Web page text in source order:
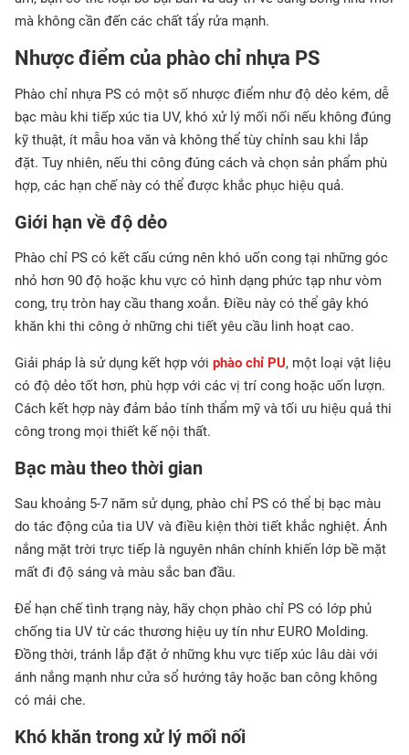
mà không cần đến các chất tẩy rửa mạnh.
Nhược điểm của phào chỉ nhựa PS
Phào chỉ nhựa PS có một số nhược điểm như độ dẻo kém, dễ
bạc màu khi tiếp xúc tia UV, khó xử lý mối nối nếu không đúng
kỹ thuật, ít mẫu hoa văn và không thể tùy chỉnh sau khi lắp
đặt. Tuy nhiên, nếu thi công đúng cách và chọn sản phẩm phù
hợp, các hạn chế này có thể được khắc phục hiệu quả.
Giới hạn về độ dẻo
Phào chỉ PS có kết cấu cứng nên khó uốn cong tại những góc
nhỏ hơn 90 độ hoặc khu vực có hình dạng phức tạp như vòm
cong, trụ tròn hay cầu thang xoắn. Điều này có thể gây khó
khăn khi thi công ở những chi tiết yêu cầu linh hoạt cao.
Giải pháp là sử dụng kết hợp với phào chỉ PU, một loại vật liệu
có độ dẻo tốt hơn, phù hợp với các vị trí cong hoặc uốn lượn.
Cách kết hợp này đảm bảo tính thẩm mỹ và tối ưu hiệu quả thi
công trong mọi thiết kế nội thất.
Bạc màu theo thời gian
Sau khoảng 5-7 năm sử dụng, phào chỉ PS có thể bị bạc màu
do tác động của tia UV và điều kiện thời tiết khắc nghiệt. Ánh
nắng mặt trời trực tiếp là nguyên nhân chính khiến lớp bề mặt
mất đi độ sáng và màu sắc ban đầu.
Để hạn chế tình trạng này, hãy chọn phào chỉ PS có lớp phủ
chống tia UV từ các thương hiệu uy tín như EURO Molding.
Đồng thời, tránh lắp đặt ở những khu vực tiếp xúc lâu dài với
ánh nắng mạnh như cửa sổ hướng tây hoặc ban công không
có mái che.
Khó khăn trong xử lý mối nối